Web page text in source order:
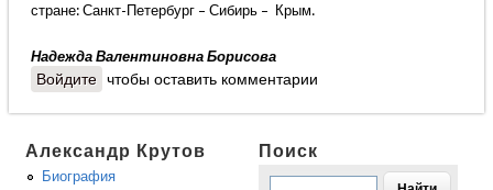
стране: Санкт-Петербург – Сибирь – Крым.
Надежда Валентиновна Борисова
Войдите чтобы оставить комментарии
Александр Крутов
Биография
Поиск